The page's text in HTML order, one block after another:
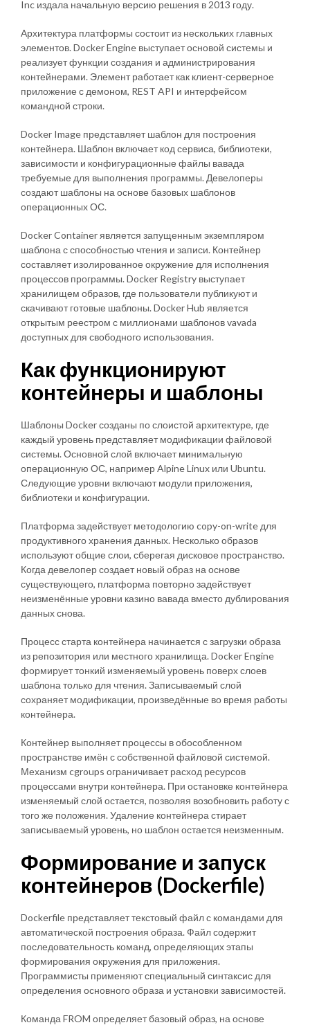
Inc издала начальную версию решения в 2013 году.
Архитектура платформы состоит из нескольких главных
элементов. Docker Engine выступает основой системы и
реализует функции создания и администрирования
контейнерами. Элемент работает как клиент-серверное
приложение с демоном, REST API и интерфейсом
командной строки.
Docker Image представляет шаблон для построения
контейнера. Шаблон включает код сервиса, библиотеки,
зависимости и конфигурационные файлы вавада
требуемые для выполнения программы. Девелоперы
создают шаблоны на основе базовых шаблонов
операционных ОС.
Docker Container является запущенным экземпляром
шаблона с способностью чтения и записи. Контейнер
составляет изолированное окружение для исполнения
процессов программы. Docker Registry выступает
хранилищем образов, где пользователи публикуют и
скачивают готовые шаблоны. Docker Hub является
открытым реестром с миллионами шаблонов vavada
доступных для свободного использования.
Как функционируют
контейнеры и шаблоны
Шаблоны Docker созданы по слоистой архитектуре, где
каждый уровень представляет модификации файловой
системы. Основной слой включает минимальную
операционную ОС, например Alpine Linux или Ubuntu.
Следующие уровни включают модули приложения,
библиотеки и конфигурации.
Платформа задействует методологию copy-on-write для
продуктивного хранения данных. Несколько образов
используют общие слои, сберегая дисковое пространство.
Когда девелопер создает новый образ на основе
существующего, платформа повторно задействует
неизменённые уровни казино вавада вместо дублирования
данных снова.
Процесс старта контейнера начинается с загрузки образа
из репозитория или местного хранилища. Docker Engine
формирует тонкий изменяемый уровень поверх слоев
шаблона только для чтения. Записываемый слой
сохраняет модификации, произведённые во время работы
контейнера.
Контейнер выполняет процессы в обособленном
пространстве имён с собственной файловой системой.
Механизм cgroups ограничивает расход ресурсов
процессами внутри контейнера. При остановке контейнера
изменяемый слой остается, позволяя возобновить работу с
того же положения. Удаление контейнера стирает
записываемый уровень, но шаблон остается неизменным.
Формирование и запуск
контейнеров (Dockerfile)
Dockerfile представляет текстовый файл с командами для
автоматической построения образа. Файл содержит
последовательность команд, определяющих этапы
формирования окружения для приложения.
Программисты применяют специальный синтаксис для
определения основного образа и установки зависимостей.
Команда FROM определяет базовый образ, на основе